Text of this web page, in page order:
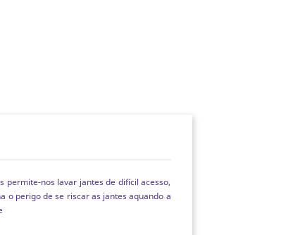
permite-nos lavar jantes de difícil acesso,
o perigo de se riscar as jantes aquando a